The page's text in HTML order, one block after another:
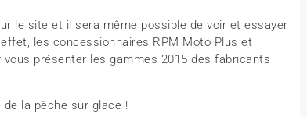
le site et il sera même possible de voir et essayer
les concessionnaires RPM Moto Plus et
présenter les gammes 2015 des fabricants
la pêche sur glace !